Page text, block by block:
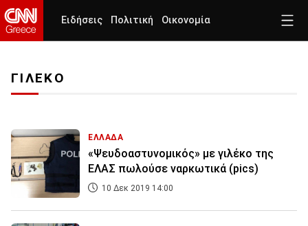
Ειδήσεις Πολιτική Οικονομία
ΓΙΛΕΚΟ
ΕΛΛΑΔΑ
«Ψευδοαστυνομικός» με γιλέκο της
ΕΛΑΣ πωλούσε ναρκωτικά (pics)
10 Δεκ 2019 14:00